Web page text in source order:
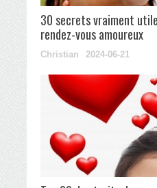
30 secrets vraiment
rendez-vous amoureux
Christian 2024-06-21